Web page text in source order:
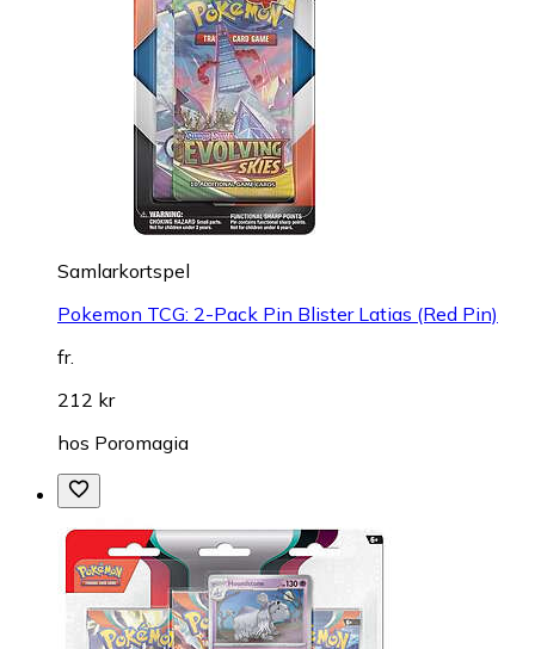
Samlarkortspel
Pokemon TCG: 2-Pack Pin Blister Latias (Red Pin)
fr.
212 kr
hos Poromagia